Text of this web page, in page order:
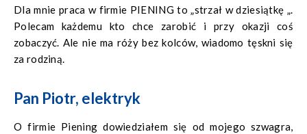
Dla mnie praca w firmie PIENING to „strzał w dziesiątkę „.
Polecam każdemu kto chce zarobić i przy okazji coś
zobaczyć. Ale nie ma róży bez kolców, wiadomo tęskni się
za rodziną.
Pan Piotr, elektryk
O firmie Piening dowiedziałem się od mojego szwagra,